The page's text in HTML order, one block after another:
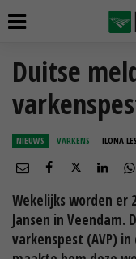
Duitse
NIEUWS VARKENS ILONA
Wekelijks worden er
Jansen in Veendam.
varkenspest (AVP)